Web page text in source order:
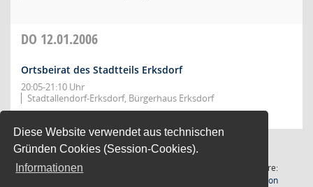
Diese Website verwendet aus technischen
Gründen Cookies (Session-Cookies).
Informationen
DO 12.01.2006
Ortsbeirat des Stadtteils Erksdorf
20:05-21:10 Uhr
Stadtallendorf-Erksdorf, Bürgerhaus Erksdorf
8 Sätze
Software:
Session(Wird in